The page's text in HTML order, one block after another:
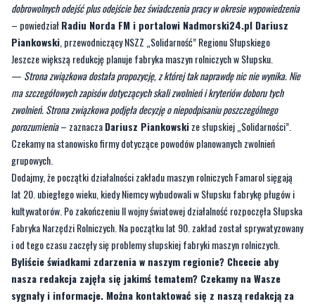
dobrowolnych odejść plus odejście bez świadczenia pracy w okresie wypowiedzenia
– powiedziałRadiu Norda FM i portalowi Nadmorski24.pl Dariusz
Piankowski , przewodniczący NSZZ „Solidarność” Regionu Słupskiego
Jeszcze większą redukcję planuje fabryka maszyn rolniczych w Słupsku.
— Strona związkowa dostała propozycję, z której tak naprawdę nic nie wynika. Nie
ma szczegółowych zapisów dotyczących skali zwolnień i kryteriów doboru tych
zwolnień. Strona związkowa podjęła decyzję o niepodpisaniu poszczególnego
porozumienia– zaznaczaDariusz Piankowskize słupskiej „Solidarności”.
Czekamy na stanowisko firmy dotyczące powodów planowanych zwolnień
grupowych.
Dodajmy, że początki działalności zakładu maszyn rolniczych Famarol sięgają
lat 20. ubiegłego wieku, kiedy Niemcy wybudowali w Słupsku fabrykę pługów i
kultywatorów. Po zakończeniu II wojny światowej działalność rozpoczęła Słupska
Fabryka Narzędzi Rolniczych. Na początku lat 90. zakład został sprywatyzowany
i od tego czasu zaczęły się problemy słupskiej fabryki maszyn rolniczych.
Byliście świadkami zdarzenia w naszym regionie? Chcecie aby
nasza redakcja zajęła się jakimś tematem? Czekamy na Wasze
sygnały i informacje. Można kontaktować się z naszą redakcją za